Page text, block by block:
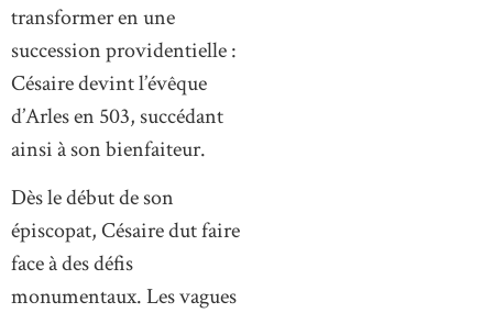
transformer en une
succession providentielle :
Césaire devint l’évêque
d’Arles en 503, succédant
ainsi à son bienfaiteur.
Dès le début de son
épiscopat, Césaire dut faire
face à des défis
monumentaux. Les vagues